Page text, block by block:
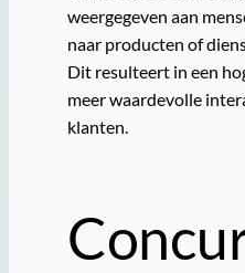
weergegeven aan
naar producten of
Dit resulteert in een
meer waardevolle
klanten.